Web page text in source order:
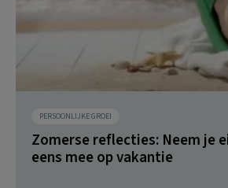
PERSOONLIJKE GROEI
Zomerse reflecties: Neem je
eens mee op vakantie